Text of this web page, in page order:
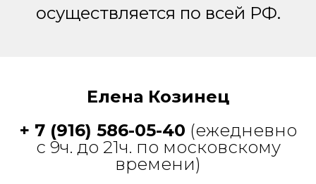
осуществляется по всей РФ.
Елена Козинец
+ 7 (916) 586-05-40 (ежедневно
с 9ч. до 21ч. по московскому
времени)